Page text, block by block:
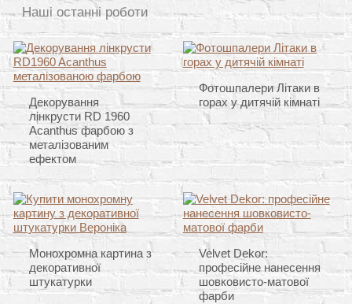
Наші останні роботи
Декорування
лінкрусти RD 1960
Acanthus фарбою з
металізованим
ефектом
Фотошпалери Літаки в
горах у дитячій кімнаті
Монохромна картина з
декоративної
штукатурки
Velvet Dekor:
професійне нанесення
шовковисто-матової
фарби